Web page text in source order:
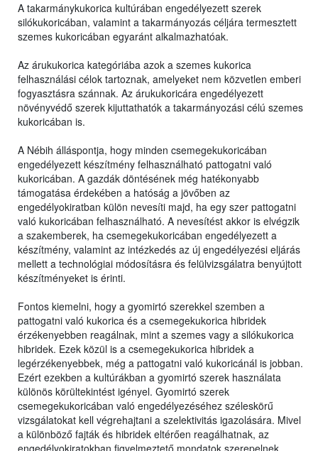
A takarmánykukorica kultúrában engedélyezett szerek
silókukoricában, valamint a takarmányozás céljára termesztett
szemes kukoricában egyaránt alkalmazhatóak.
Az árukukorica kategóriába azok a szemes kukorica
felhasználási célok tartoznak, amelyeket nem közvetlen emberi
fogyasztásra szánnak. Az árukukoricára engedélyezett
növényvédő szerek kijuttathatók a takarmányozási célú szemes
kukoricában is.
A Nébih álláspontja, hogy minden csemegekukoricában
engedélyezett készítmény felhasználható pattogatni való
kukoricában. A gazdák döntésének még hatékonyabb
támogatása érdekében a hatóság a jövőben az
engedélyokiratban külön nevesíti majd, ha egy szer pattogatni
való kukoricában felhasználható. A nevesítést akkor is elvégzik
a szakemberek, ha csemegekukoricában engedélyezett a
készítmény, valamint az intézkedés az új engedélyezési eljárás
mellett a technológiai módosításra és felülvizsgálatra benyújtott
készítményeket is érinti.
Fontos kiemelni, hogy a gyomirtó szerekkel szemben a
pattogatni való kukorica és a csemegekukorica hibridek
érzékenyebben reagálnak, mint a szemes vagy a silókukorica
hibridek. Ezek közül is a csemegekukorica hibridek a
legérzékenyebbek, még a pattogatni való kukoricánál is jobban.
Ezért ezekben a kultúrákban a gyomirtó szerek használata
különös körültekintést igényel. Gyomirtó szerek
csemegekukoricában való engedélyezéséhez széleskörű
vizsgálatokat kell végrehajtani a szelektivitás igazolására. Mivel
a különböző fajták és hibridek eltérően reagálhatnak, az